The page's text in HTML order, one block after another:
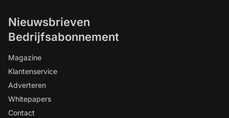
Nieuwsbrieven
Bedrijfsabonnement
Magazine
Klantenservice
Adverteren
Whitepapers
Contact